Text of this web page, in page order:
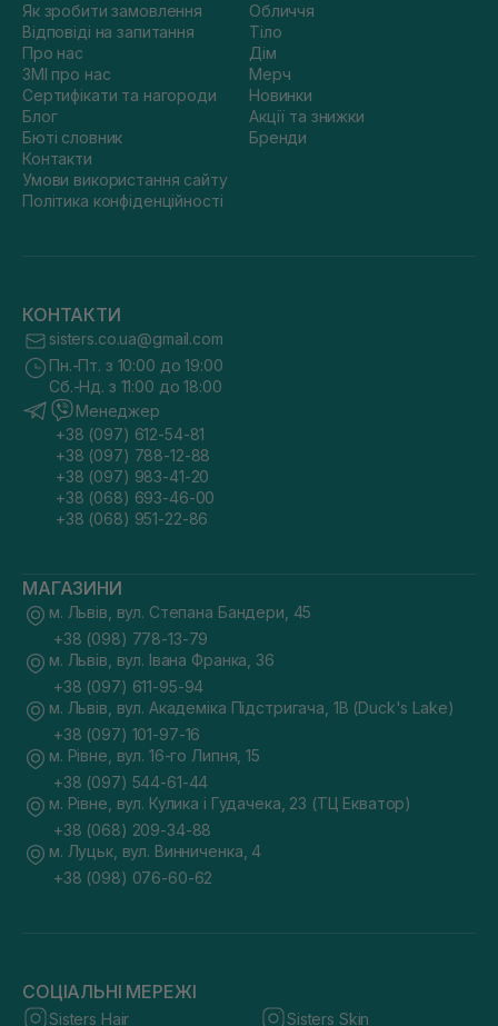
Як зробити замовлення
Відповіді на запитання
Про нас
ЗМІ про нас
Сертифікати та нагороди
Блог
Бюті словник
Контакти
Умови використання сайту
Політика конфіденційності
Обличчя
Тіло
Дім
Мерч
Новинки
Акції та знижки
Бренди
КОНТАКТИ
sisters.co.ua@gmail.com
Пн.-Пт. з 10:00 до 19:00
Сб.-Нд. з 11:00 до 18:00
Менеджер
+38 (097) 612-54-81
+38 (097) 788-12-88
+38 (097) 983-41-20
+38 (068) 693-46-00
+38 (068) 951-22-86
МАГАЗИНИ
м. Львів, вул. Степана Бандери, 45
+38 (098) 778-13-79
м. Львів, вул. Івана Франка, 36
+38 (097) 611-95-94
м. Львів, вул. Академіка Підстригача, 1В (Duck's Lake)
+38 (097) 101-97-16
м. Рівне, вул. 16-го Липня, 15
+38 (097) 544-61-44
м. Рівне, вул. Кулика і Гудачека, 23 (ТЦ Екватор)
+38 (068) 209-34-88
м. Луцьк, вул. Винниченка, 4
+38 (098) 076-60-62
СОЦІАЛЬНІ МЕРЕЖІ
Sisters Hair Sisters Skin